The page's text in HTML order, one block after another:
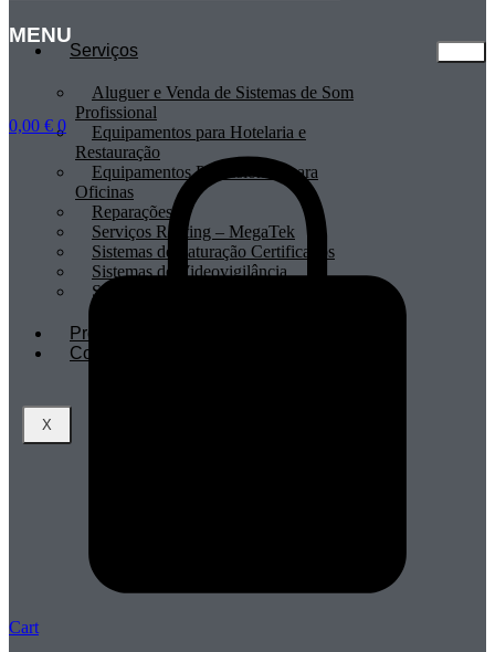
MENU
Serviços
Aluguer e Venda de Sistemas de Som
Profissional
Equipamentos para Hotelaria e
Restauração
Equipamentos Profissionais para
Oficinas
Reparações
Serviços Renting – MegaTek
Sistemas de Faturação Certificados
Sistemas de Videovigilância
Sistemas POS
Profissionais
Contactos
X
0,00 € 0
Cart